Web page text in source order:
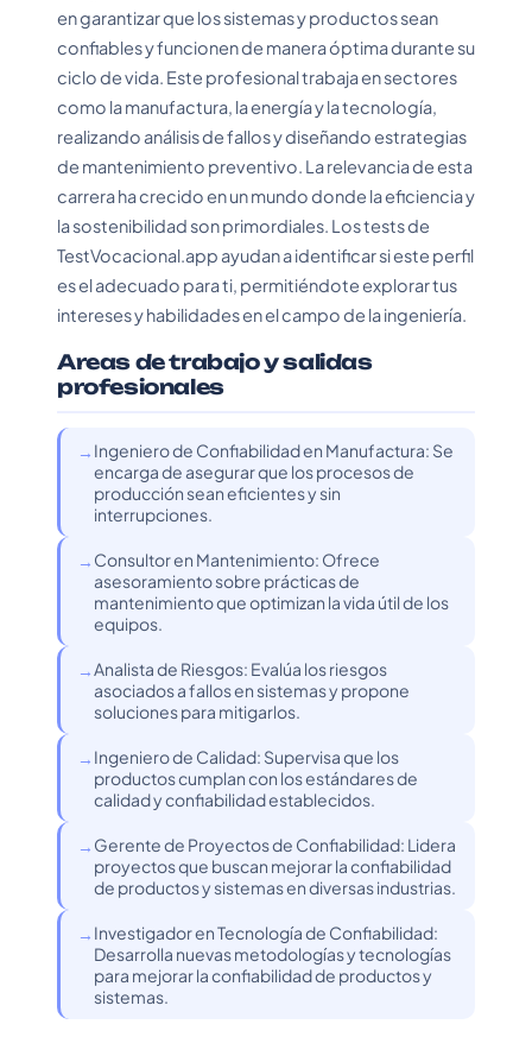
en garantizar que los sistemas y productos sean
confiables y funcionen de manera óptima durante su
ciclo de vida. Este profesional trabaja en sectores
como la manufactura, la energía y la tecnología,
realizando análisis de fallos y diseñando estrategias
de mantenimiento preventivo. La relevancia de esta
carrera ha crecido en un mundo donde la eficiencia y
la sostenibilidad son primordiales. Los tests de
TestVocacional.app ayudan a identificar si este perfil
es el adecuado para ti, permitiéndote explorar tus
intereses y habilidades en el campo de la ingeniería.
Areas de trabajo y salidas
profesionales
Ingeniero de Confiabilidad en Manufactura: Se
encarga de asegurar que los procesos de
producción sean eficientes y sin
interrupciones.
Consultor en Mantenimiento: Ofrece
asesoramiento sobre prácticas de
mantenimiento que optimizan la vida útil de los
equipos.
Analista de Riesgos: Evalúa los riesgos
asociados a fallos en sistemas y propone
soluciones para mitigarlos.
Ingeniero de Calidad: Supervisa que los
productos cumplan con los estándares de
calidad y confiabilidad establecidos.
Gerente de Proyectos de Confiabilidad: Lidera
proyectos que buscan mejorar la confiabilidad
de productos y sistemas en diversas industrias.
Investigador en Tecnología de Confiabilidad:
Desarrolla nuevas metodologías y tecnologías
para mejorar la confiabilidad de productos y
sistemas.